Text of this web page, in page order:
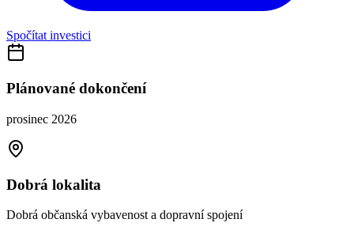
Spočítat investici
Plánované dokončení
prosinec 2026
Dobrá lokalita
Dobrá občanská vybavenost a dopravní spojení